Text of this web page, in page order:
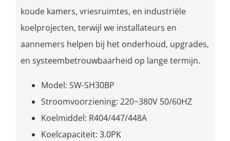
koude kamers, vriesruimtes, en industriële
koelprojecten, terwijl we installateurs en
aannemers helpen bij het onderhoud, upgrades,
en systeembetrouwbaarheid op lange termijn.
Model: SW-SH30BP
Stroomvoorziening: 220~380V 50/60HZ
Koelmiddel: R404/447/448A
Koelcapaciteit: 3.0PK